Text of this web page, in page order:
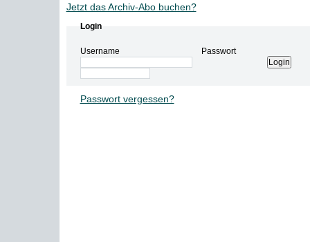
Jetzt das Archiv-Abo buchen?
Login
Username Passwort
Passwort vergessen?